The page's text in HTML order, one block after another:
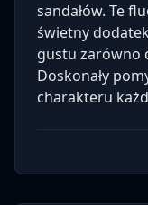
sandałów. Te
świetny
gustu zarówno
Doskonały
charakteru